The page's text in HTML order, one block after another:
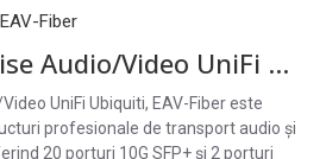
EAV-Fiber
Switch Enterprise Audio/Video UniFi Ubiquiti, 20 Porturi 10G SFP+ și 2 Porturi 100G QSFP28, EAV-Fiber
UniFi Ubiquiti, EAV-Fiber este
profesionale de transport audio și
20 porturi 10G SFP+ și 2 porturi